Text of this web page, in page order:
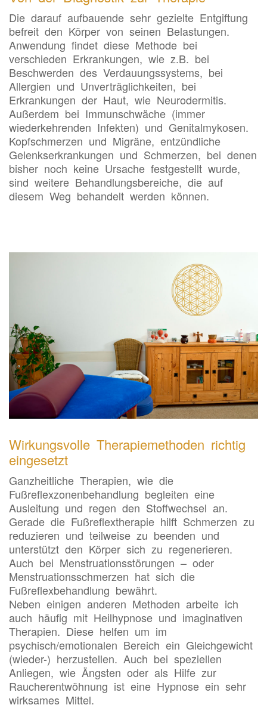
Die darauf aufbauende sehr gezielte Entgiftung
befreit den Körper von seinen Belastungen.
Anwendung findet diese Methode bei
verschieden Erkrankungen, wie z.B. bei
Beschwerden des Verdauungssystems, bei
Allergien und Unverträglichkeiten, bei
Erkrankungen der Haut, wie Neurodermitis.
Außerdem bei Immunschwäche (immer
wiederkehrenden Infekten) und Genitalmykosen.
Kopfschmerzen und Migräne, entzündliche
Gelenkserkrankungen und Schmerzen, bei denen
bisher noch keine Ursache festgestellt wurde,
sind weitere Behandlungsbereiche, die auf
diesem Weg behandelt werden können.
Wirkungsvolle Therapiemethoden richtig
eingesetzt
Ganzheitliche Therapien, wie die
Fußreflexzonenbehandlung begleiten eine
Ausleitung und regen den Stoffwechsel an.
Gerade die Fußreflextherapie hilft Schmerzen zu
reduzieren und teilweise zu beenden und
unterstützt den Körper sich zu regenerieren.
Auch bei Menstruationsstörungen – oder
Menstruationsschmerzen hat sich die
Fußreflexbehandlung bewährt.
Neben einigen anderen Methoden arbeite ich
auch häufig mit Heilhypnose und imaginativen
Therapien. Diese helfen um im
psychisch/emotionalen Bereich ein Gleichgewicht
(wieder-) herzustellen. Auch bei speziellen
Anliegen, wie Ängsten oder als Hilfe zur
Raucherentwöhnung ist eine Hypnose ein sehr
wirksames Mittel.